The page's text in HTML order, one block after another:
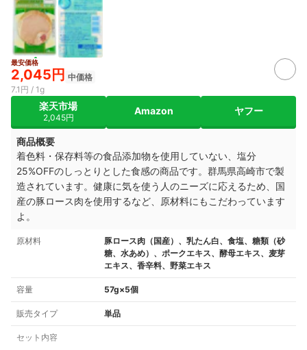
最安価格
2,045円 中価格
7.1円 / 1g
楽天市場
2,045円
Amazon ヤフー
商品概要
着色料・保存料等の食品添加物を使用していない、塩分
25%OFFのしっとりとした食感の商品です。群馬県高崎市で製
造されています。健康に気を使う人のニーズに応えるため、国
産の豚ロース肉を使用するなど、原材料にもこだわっています
よ。
原材料
豚ロース肉（国産）、乳たん白、食塩、糖類（砂
糖、水あめ）、ポークエキス、酵母エキス、麦芽
エキス、香辛料、野菜エキス
容量 57g×5個
販売タイプ 単品
セット内容